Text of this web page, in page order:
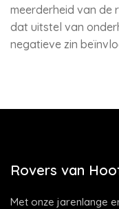
meerderheid van de
dat uitstel van
negatieve zin
Rovers van
Met onze jarenlange